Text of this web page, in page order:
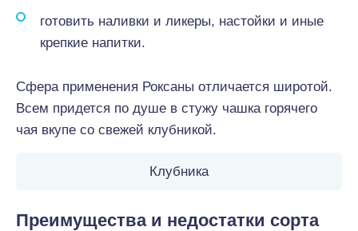
готовить наливки и ликеры, настойки и иные
крепкие напитки.
Сфера применения Роксаны отличается широтой.
Всем придется по душе в стужу чашка горячего
чая вкупе со свежей клубникой.
Клубника
Преимущества и недостатки сорта